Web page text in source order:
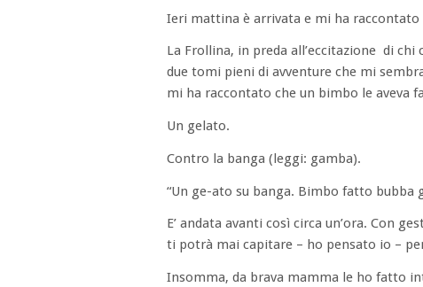
Ieri mattina è arrivata e mi ha
La Frollina, in preda all’eccitazione di
due tomi pieni di avventure che mi
mi ha raccontato che un bimbo le aveva
Un gelato.
Contro la banga (leggi: gamba).
“Un ge-ato su banga. Bimbo fatto bubba
E’ andata avanti così circa un’ora. Con
ti potrà mai capitare – ho pensato io –
Insomma, da brava mamma le ho fatto